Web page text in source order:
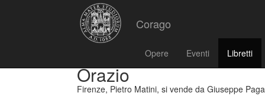
Corago
Opere Eventi Libretti
Orazio
Firenze, Pietro Matini, si vende da Giuseppe